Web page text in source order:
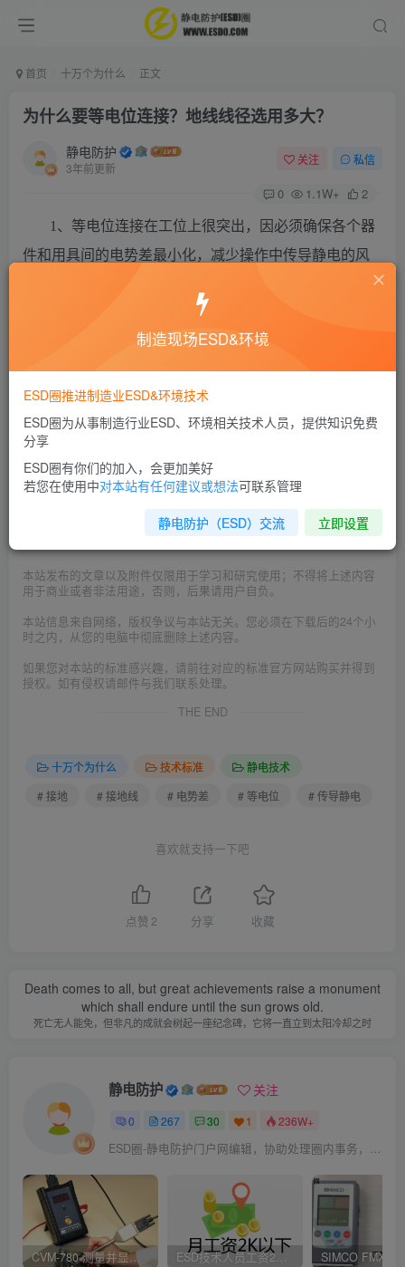
首页 十万个为什么 正文
为什么要等电位连接？地线线径选用多大？
静电防护
3年前更新
关注 私信
0 1.1W+ 2
1、等电位连接在工位上很突出，因必须确保各个器
件和用具间的电势差最小化，减少操作中传导静电的风
2、地线线径在20内没有说明也没有一个统一的标
1.25mm ，二级地线：6mm
。此地线的线径其实可以根
据现场实际的测量结果和规划来制定此标准。
版权声明
本文由ESD圈收集整理分享，如转载请注明出处；
如有侵权，请邮件联系 admin@esd0.com 删除。
本站发布的文章以及附件仅限用于学习和研究使用；不得将上述内容
用于商业或者非法用途，否则，后果请用户自负。
本站信息来自网络，版权争议与本站无关。您必须在下载后的24个小
时之内，从您的电脑中彻底删除上述内容。
如果您对本站的标准感兴趣，请前往对应的标准官方网站购买并得到
授权。如有侵权请邮件与我们联系处理。
THE END
十万个为什么 技术标准
静电技术
# 接地
# 接地线 # 电势差 # 等电位 # 传导静电
喜欢就支持一下吧
点赞 2 分享 收藏
Death comes to all, but great achievements raise a monument
which shall endure until the sun grows old.
死亡无人能免，但非凡的成就会树起一座纪念碑，它将一直立到太阳冷却之时
静电防护 关注
0 267 30 1 236W+
ESD圈-静电防护门户网编辑，协助处理圈内事务，宗旨：收集整理免费分享，欢迎各位业界朋友对每篇文章进行点评，以便大家共同学习在线讨论！
CVM-780 测量并显示实时静电压数据、操作说明 ESD技术人员工资2K以下，你相信吗？
制造现场ESD&环境
ESD圈推进制造业ESD&环境技术
ESD圈为从事制造行业ESD、环境相关技术人员，提供知识免费
分享
ESD圈有你们的加入，会更加美好
若您在使用中对本站有任何建议或想法可联系管理
静电防护（ESD）交流 立即设置